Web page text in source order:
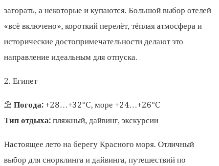
загорать, а некоторые и купаются. Большой выбор отелей
«всё включено», короткий перелёт, тёплая атмосфера и
исторические достопримечательности делают это
направление идеальным для отпуска.
2. Египет
⛱️ Погода: +28…+32°C, море +24…+26°C
Тип отдыха: пляжный, дайвинг, экскурсии
Настоящее лето на берегу Красного моря. Отличный
выбор для снорклинга и дайвинга, путешествий по